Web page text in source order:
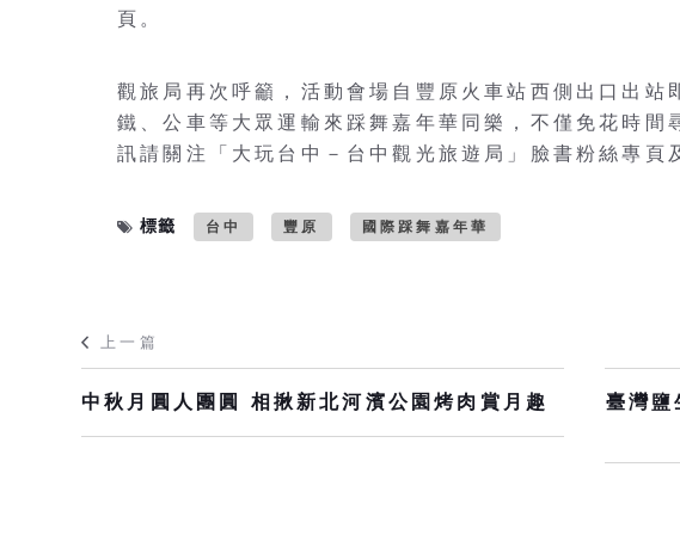
頁。
觀旅局再次呼籲，活動會場自豐原火車站西側出口出站
鐵、公車等大眾運輸來踩舞嘉年華同樂，不僅免花時間
訊請關注「大玩台中－台中觀光旅遊局」臉書粉絲專頁
標籤 台中 豐原 國際踩舞嘉年華
上一篇
中秋月圓人團圓 相揪新北河濱公園烤肉賞月趣
臺灣鹽